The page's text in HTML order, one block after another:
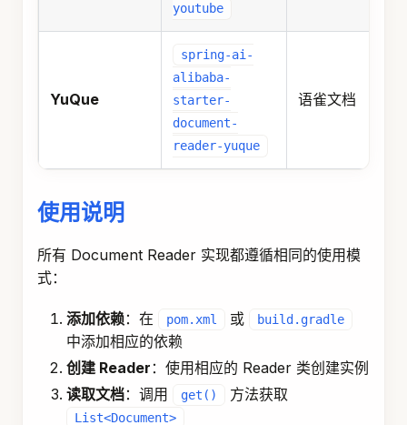
youtube
YuQue
spring-ai-
alibaba-
starter-
document-
reader-yuque
语雀文档
使用说明
所有 Document Reader 实现都遵循相同的使用模
式：
添加依赖：在 pom.xml 或 build.gradle
中添加相应的依赖
创建 Reader ：使用相应的 Reader 类创建实例
读取文档：调用 get() 方法获取
List<Document>